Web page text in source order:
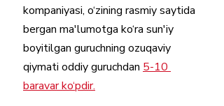
kompaniyasi, o‘zining rasmiy saytida
bergan ma'lumotga ko‘ra sun'iy
boyitilgan guruchning ozuqaviy
qiymati oddiy guruchdan 5-10
baravar ko‘pdir.